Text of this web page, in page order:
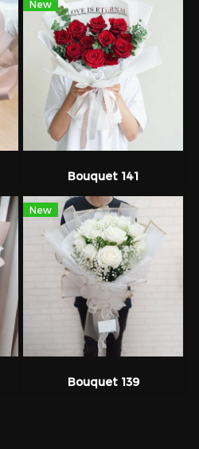
New
Bouquet 141
New
Bouquet 139